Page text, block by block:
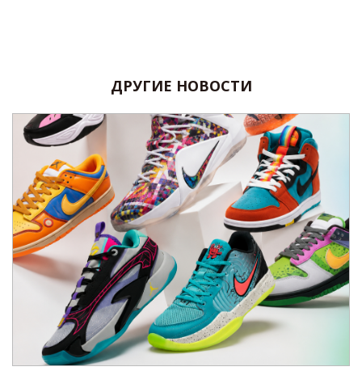
ДРУГИЕ НОВОСТИ